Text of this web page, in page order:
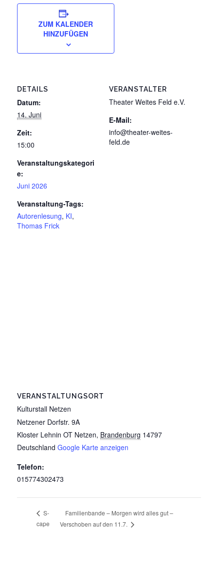
ZUM KALENDER
HINZUFÜGEN
DETAILS
Datum:
14. Juni
Zeit:
15:00
Veranstaltungskategori
e:
Juni 2026
Veranstaltung-Tags:
Autorenlesung, KI,
Thomas Frick
VERANSTALTER
Theater Weites Feld e.V.
E-Mail:
info@theater-weites-
feld.de
VERANSTALTUNGSORT
Kulturstall Netzen
Netzener Dorfstr. 9A
Kloster Lehnin OT Netzen, Brandenburg 14797
Deutschland Google Karte anzeigen
Telefon:
015774302473
S-
cape
Familienbande – Morgen wird alles gut –
Verschoben auf den 11.7.